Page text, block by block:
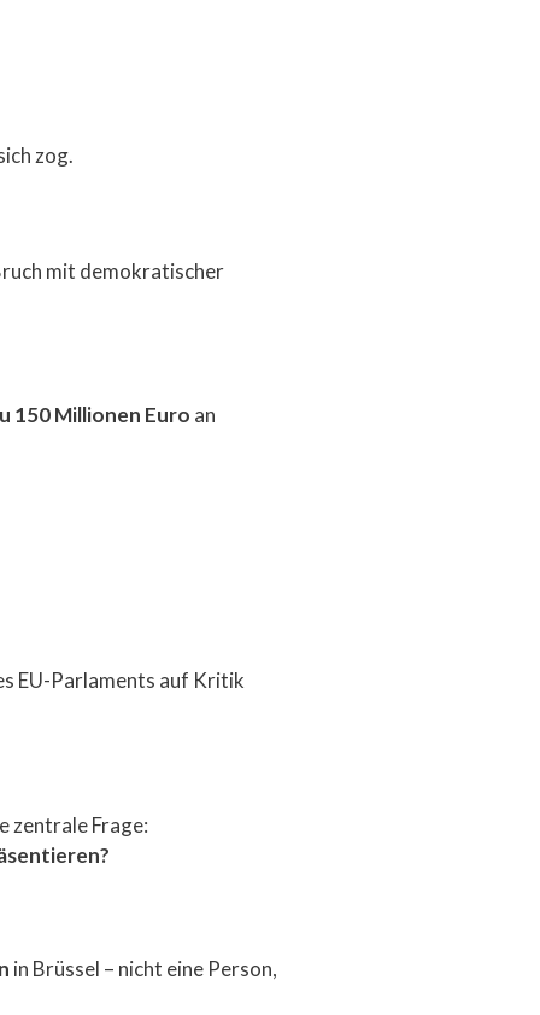
zog.
mit demokratischer
150 Millionen Euro an
EU-Parlaments auf Kritik
zentrale Frage:
in Brüssel – nicht eine Person,